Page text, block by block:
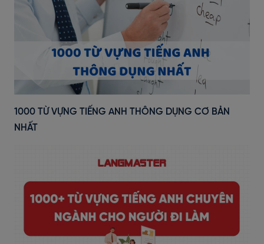
1000 TỪ VỰNG TIẾNG ANH THÔNG DỤNG CƠ BẢN
NHẤT